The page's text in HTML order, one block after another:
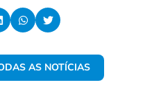
AS NOTÍCIAS